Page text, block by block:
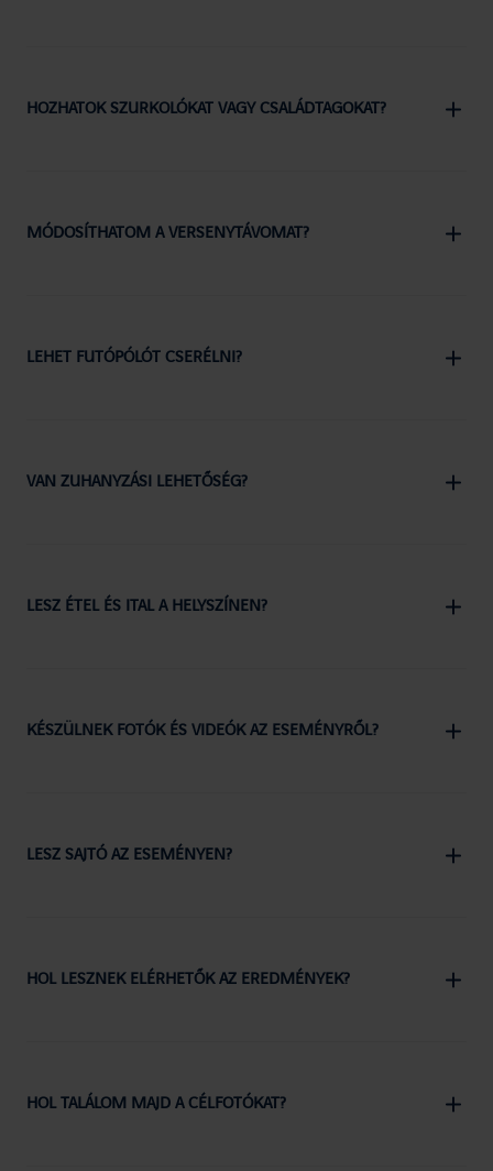
HOZHATOK SZURKOLÓKAT VAGY CSALÁDTAGOKAT?
MÓDOSÍTHATOM A VERSENYTÁVOMAT?
LEHET FUTÓPÓLÓT CSERÉLNI?
VAN ZUHANYZÁSI LEHETŐSÉG?
LESZ ÉTEL ÉS ITAL A HELYSZÍNEN?
KÉSZÜLNEK FOTÓK ÉS VIDEÓK AZ ESEMÉNYRŐL?
LESZ SAJTÓ AZ ESEMÉNYEN?
HOL LESZNEK ELÉRHETŐK AZ EREDMÉNYEK?
HOL TALÁLOM MAJD A CÉLFOTÓKAT?